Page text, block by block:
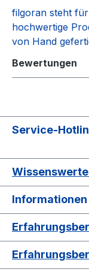
filgoran steht
hochwertige
von Hand
Bewertungen
Service-
Informationen